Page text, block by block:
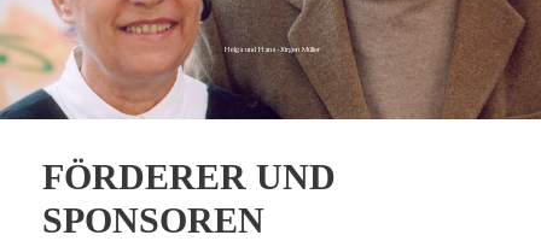
FÖRDERER UND
SPONSOREN